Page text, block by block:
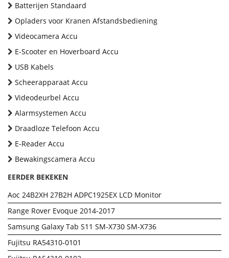
Batterijen Standaard
Opladers voor Kranen Afstandsbediening
Videocamera Accu
E-Scooter en Hoverboard Accu
USB Kabels
Scheerapparaat Accu
Videodeurbel Accu
Alarmsystemen Accu
Draadloze Telefoon Accu
E-Reader Accu
Bewakingscamera Accu
EERDER BEKEKEN
Aoc 24B2XH 27B2H ADPC1925EX LCD Monitor
Range Rover Evoque 2014-2017
Samsung Galaxy Tab S11 SM-X730 SM-X736
Fujitsu RA54310-0101